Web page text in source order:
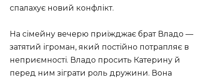
спалахує новий конфлікт.
На сімейну вечерю приїжджає брат Владо —
затятий ігроман, який постійно потрапляє в
неприємності. Владо просить Катерину й
перед ним зіграти роль дружини. Вона